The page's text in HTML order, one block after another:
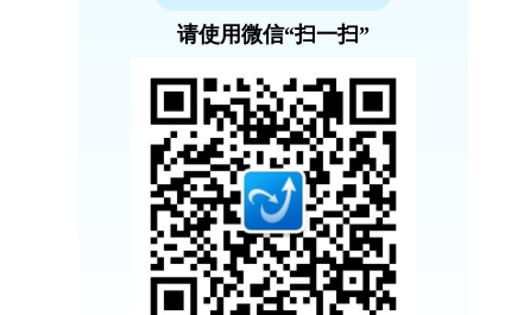
请使用微信“扫一扫”